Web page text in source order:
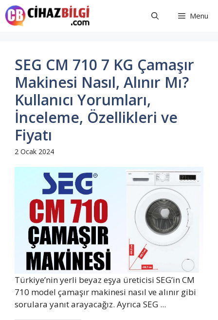
İçeriğe
atla
Menu
SEG CM 710 7 KG Çamaşır
Makinesi Nasıl, Alınır Mı?
Kullanıcı Yorumları,
İnceleme, Özellikleri ve
Fiyatı
2 Ocak 2024
Türkiye’nin yerli beyaz eşya üreticisi SEG’in CM
710 model çamaşır makinesi nasıl ve alınır gibi
sorulara yanıt arayacağız. Ayrıca SEG ...